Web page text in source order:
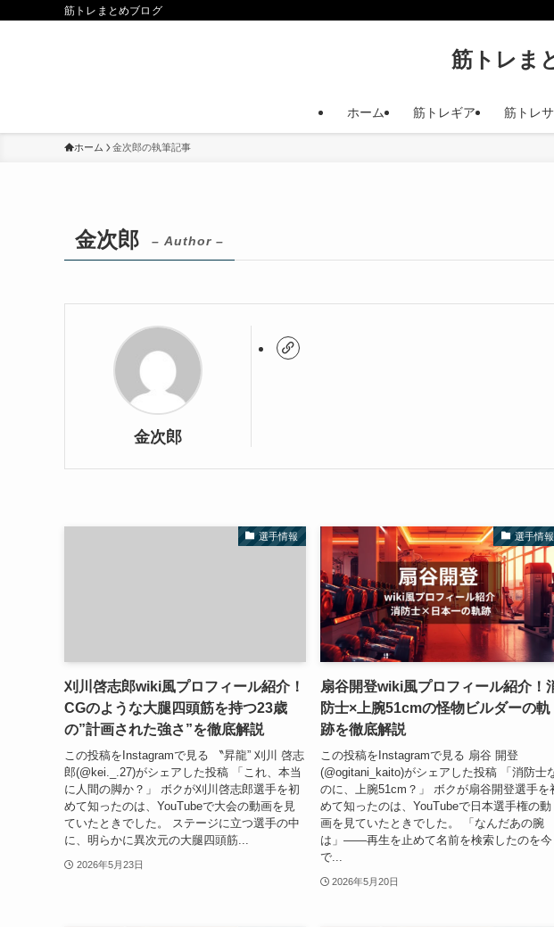
筋トレまとめブログ
筋トレま
ホーム 筋トレギア 筋トレ
ホーム 金次郎の執筆記事
金次郎 – Author –
金次郎
選手情報
刈川啓志郎wiki風プロフィール紹介！
CGのような大腿四頭筋を持つ23歳
の”計画された強さ”を徹底解説
この投稿をInstagramで見る 〝昇龍” 刈川 啓志
郎(@kei._.27)がシェアした投稿 「これ、本当
に人間の脚か？」 ボクが刈川啓志郎選手を初
めて知ったのは、YouTubeで大会の動画を見
ていたときでした。 ステージに立つ選手の中
に、明らかに異次元の大腿四頭筋...
2026年5月23日
選手情報
扇谷開登wiki風プロフィール紹介！
防士×上腕51cmの怪物ビルダーの軌
跡を徹底解説
この投稿をInstagramで見る 扇谷 開登
(@ogitani_kaito)がシェアした投稿 「消防士
のに、上腕51cm？」 ボクが扇谷開登選手を
めて知ったのは、YouTubeで日本選手権の動
画を見ていたときでした。 「なんだあの腕
は」——再生を止めて名前を検索したのを今
で...
2026年5月20日